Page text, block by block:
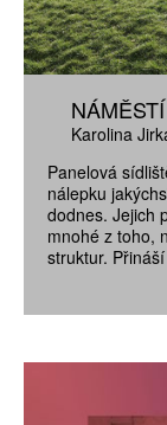
Karolina
Panelová
nálepku
dodnes. Jejich
mnohé z toho,
struktur.